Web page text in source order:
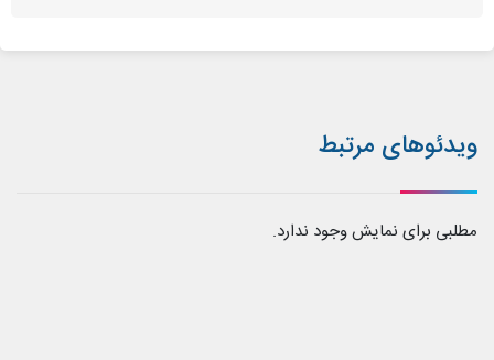
ویدئوهای مرتبط
مطلبی برای نمایش وجود ندارد.